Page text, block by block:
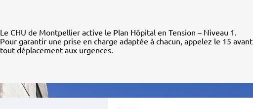
Le CHU de Montpellier active le Plan Hôpital en Tension – Niveau 1.
Pour garantir une prise en charge adaptée à chacun, appelez le 15 avant
tout déplacement aux urgences.